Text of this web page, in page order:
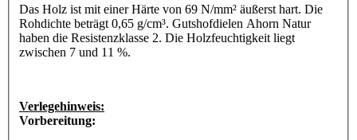
Das Holz ist mit einer Härte von 69 N/mm² äußerst hart. Die
Rohdichte beträgt 0,65 g/cm³. Gutshofdielen Ahorn Natur
haben die Resistenzklasse 2. Die Holzfeuchtigkeit liegt
zwischen 7 und 11 %.
Verlegehinweis:
Vorbereitung: